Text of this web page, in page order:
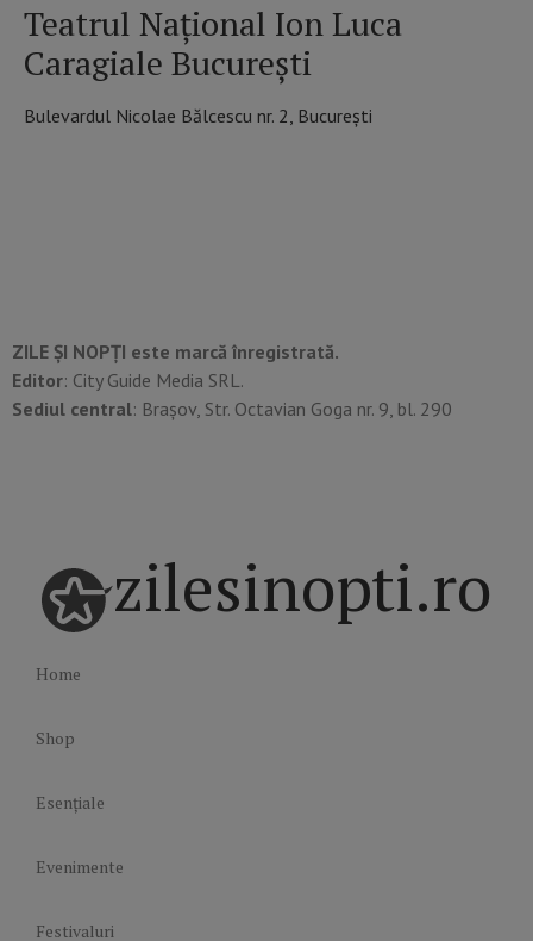
Teatrul Național Ion Luca
Caragiale București
Bulevardul Nicolae Bălcescu nr. 2, București
ZILE ȘI NOPȚI este marcă înregistrată.
Editor: City Guide Media SRL.
Sediul central: Brașov, Str. Octavian Goga nr. 9, bl. 290
zilesinopti.ro
Home
Shop
Esențiale
Evenimente
Festivaluri